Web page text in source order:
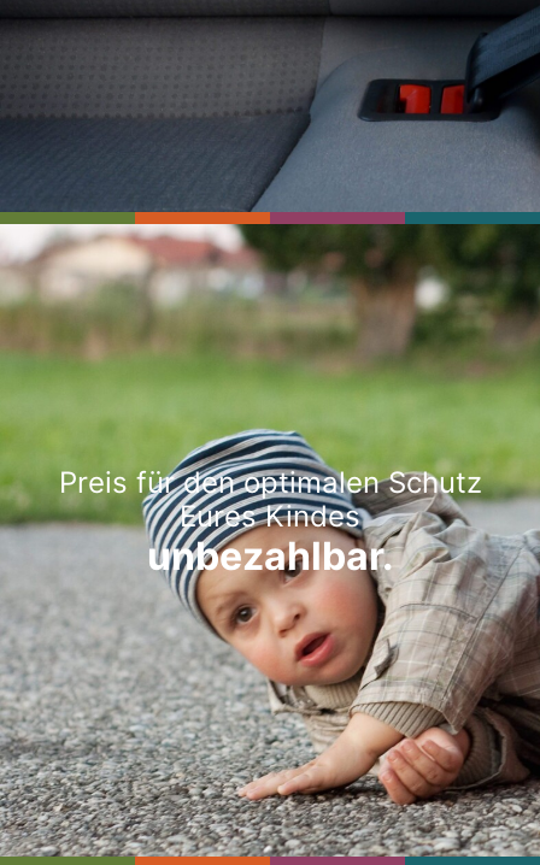
Preis für den optimalen Schutz
Eures Kindes
unbezahlbar.